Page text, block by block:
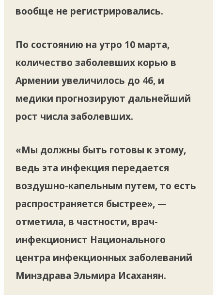
вообще не регистрировались.
По состоянию на утро 10 марта,
количество заболевших корью в
Армении увеличилось до 46, и
медики прогнозируют дальнейший
рост числа заболевших.
«Мы должны быть готовы к этому,
ведь эта инфекция передается
воздушно-капельным путем, то есть
распространяется быстрее», —
отметила, в частности, врач-
инфекционист Национального
центра инфекционных заболеваний
Минздрава Эльмира Исаханян.